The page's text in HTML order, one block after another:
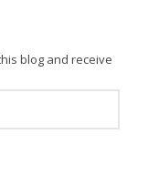
blog and receive